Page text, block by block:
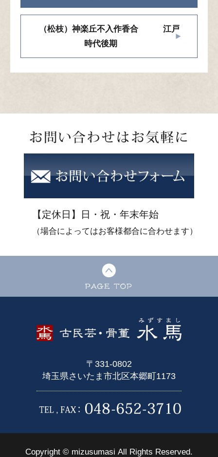
（松枝）神楽丘不入作香合 江戸
時代後期
【定休日】日・祝・年末年始
（場合によってはお客様都合に合わせます）
〒331-0802
埼玉県さいたま市北区本郷町1173
Copyright © mizusumasi All Rights Reserved.